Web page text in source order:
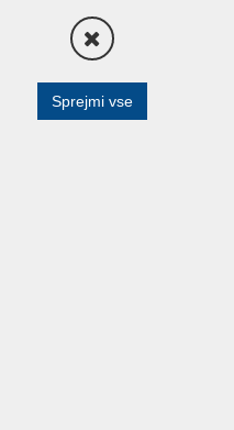
Spomladanska šola
računovodstva 2026
Triki v programu 1
Sprejmi vse